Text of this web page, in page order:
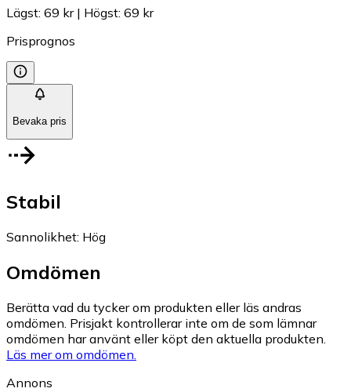
Lägst: 69 kr| Högst: 69 kr
Prisprognos
Bevaka pris
Stabil
Sannolikhet: Hög
Omdömen
Berätta vad du tycker om produkten eller läs andras
omdömen. Prisjakt kontrollerar inte om de som lämnar
omdömen har använt eller köpt den aktuella produkten.
Läs mer om omdömen.
Annons